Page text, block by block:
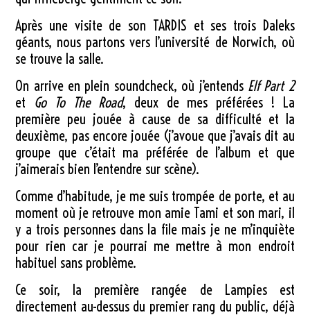
Après une visite de son TARDIS et ses trois Daleks
géants, nous partons vers l’université de Norwich, où
se trouve la salle.
On arrive en plein soundcheck, où j’entends Elf Part 2
et Go To The Road, deux de mes préférées ! La
première peu jouée à cause de sa difficulté et la
deuxième, pas encore jouée (j’avoue que j’avais dit au
groupe que c’était ma préférée de l’album et que
j’aimerais bien l’entendre sur scène).
Comme d’habitude, je me suis trompée de porte, et au
moment où je retrouve mon amie Tami et son mari, il
y a trois personnes dans la file mais je ne m’inquiète
pour rien car je pourrai me mettre à mon endroit
habituel sans problème.
Ce soir, la première rangée de Lampies est
directement au-dessus du premier rang du public, déjà